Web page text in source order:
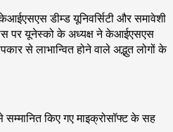
डीम्ड यूनिवर्सिटी और समावेशी
पर यूनेस्को के अध्यक्ष ने केआईएसएस
से लाभान्वित होने वाले अद्भुत लोगों के
किए गए माइक्रोसॉफ्ट के सह